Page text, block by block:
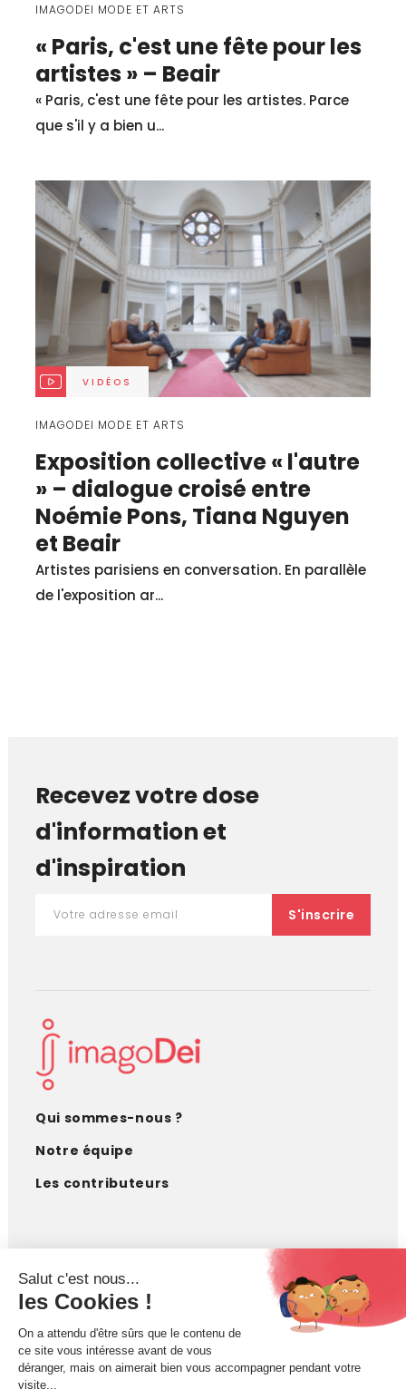
IMAGODEI MODE ET ARTS
« Paris, c'est une fête pour les
artistes » – Beair
« Paris, c'est une fête pour les artistes. Parce
que s'il y a bien u...
VIDÉOS
IMAGODEI MODE ET ARTS
Exposition collective « l'autre
» – dialogue croisé entre
Noémie Pons, Tiana Nguyen
et Beair
Artistes parisiens en conversation. En parallèle
de l'exposition ar...
Recevez votre dose
d'information et
d'inspiration
Qui sommes-nous ?
Notre équipe
Les contributeurs
contact@imagodei.fr
FAIRE UN DON